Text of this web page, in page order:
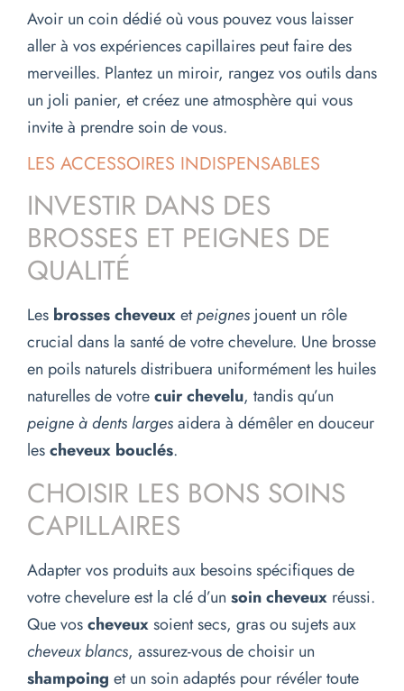
Avoir un coin dédié où vous pouvez vous laisser
aller à vos expériences capillaires peut faire des
merveilles. Plantez un miroir, rangez vos outils dans
un joli panier, et créez une atmosphère qui vous
invite à prendre soin de vous.
LES ACCESSOIRES INDISPENSABLES
INVESTIR DANS DES
BROSSES ET PEIGNES DE
QUALITÉ
Les brosses cheveuxetpeignes jouent un rôle
crucial dans la santé de votre chevelure. Une brosse
en poils naturels distribuera uniformément les huiles
naturelles de votrecuir chevelu, tandis qu’un
peigne à dents largesaidera à démêler en douceur
lescheveux bouclés.
CHOISIR LES BONS SOINS
CAPILLAIRES
Adapter vos produits aux besoins spécifiques de
votre chevelure est la clé d’un soin cheveux réussi.
Que voscheveuxsoient secs, gras ou sujets aux
cheveux blancs, assurez-vous de choisir un
shampoing et un soin adaptés pour révéler toute